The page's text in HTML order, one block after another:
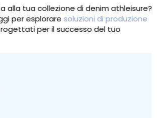
alla tua collezione di denim athleisure?
per esplorare soluzioni di produzione
per il successo del tuo